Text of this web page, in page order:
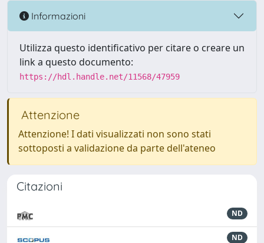
Informazioni
Utilizza questo identificativo per citare o creare un
link a questo documento:
https://hdl.handle.net/11568/47959
Attenzione
Attenzione! I dati visualizzati non sono stati
sottoposti a validazione da parte dell'ateneo
Citazioni
ND
ND